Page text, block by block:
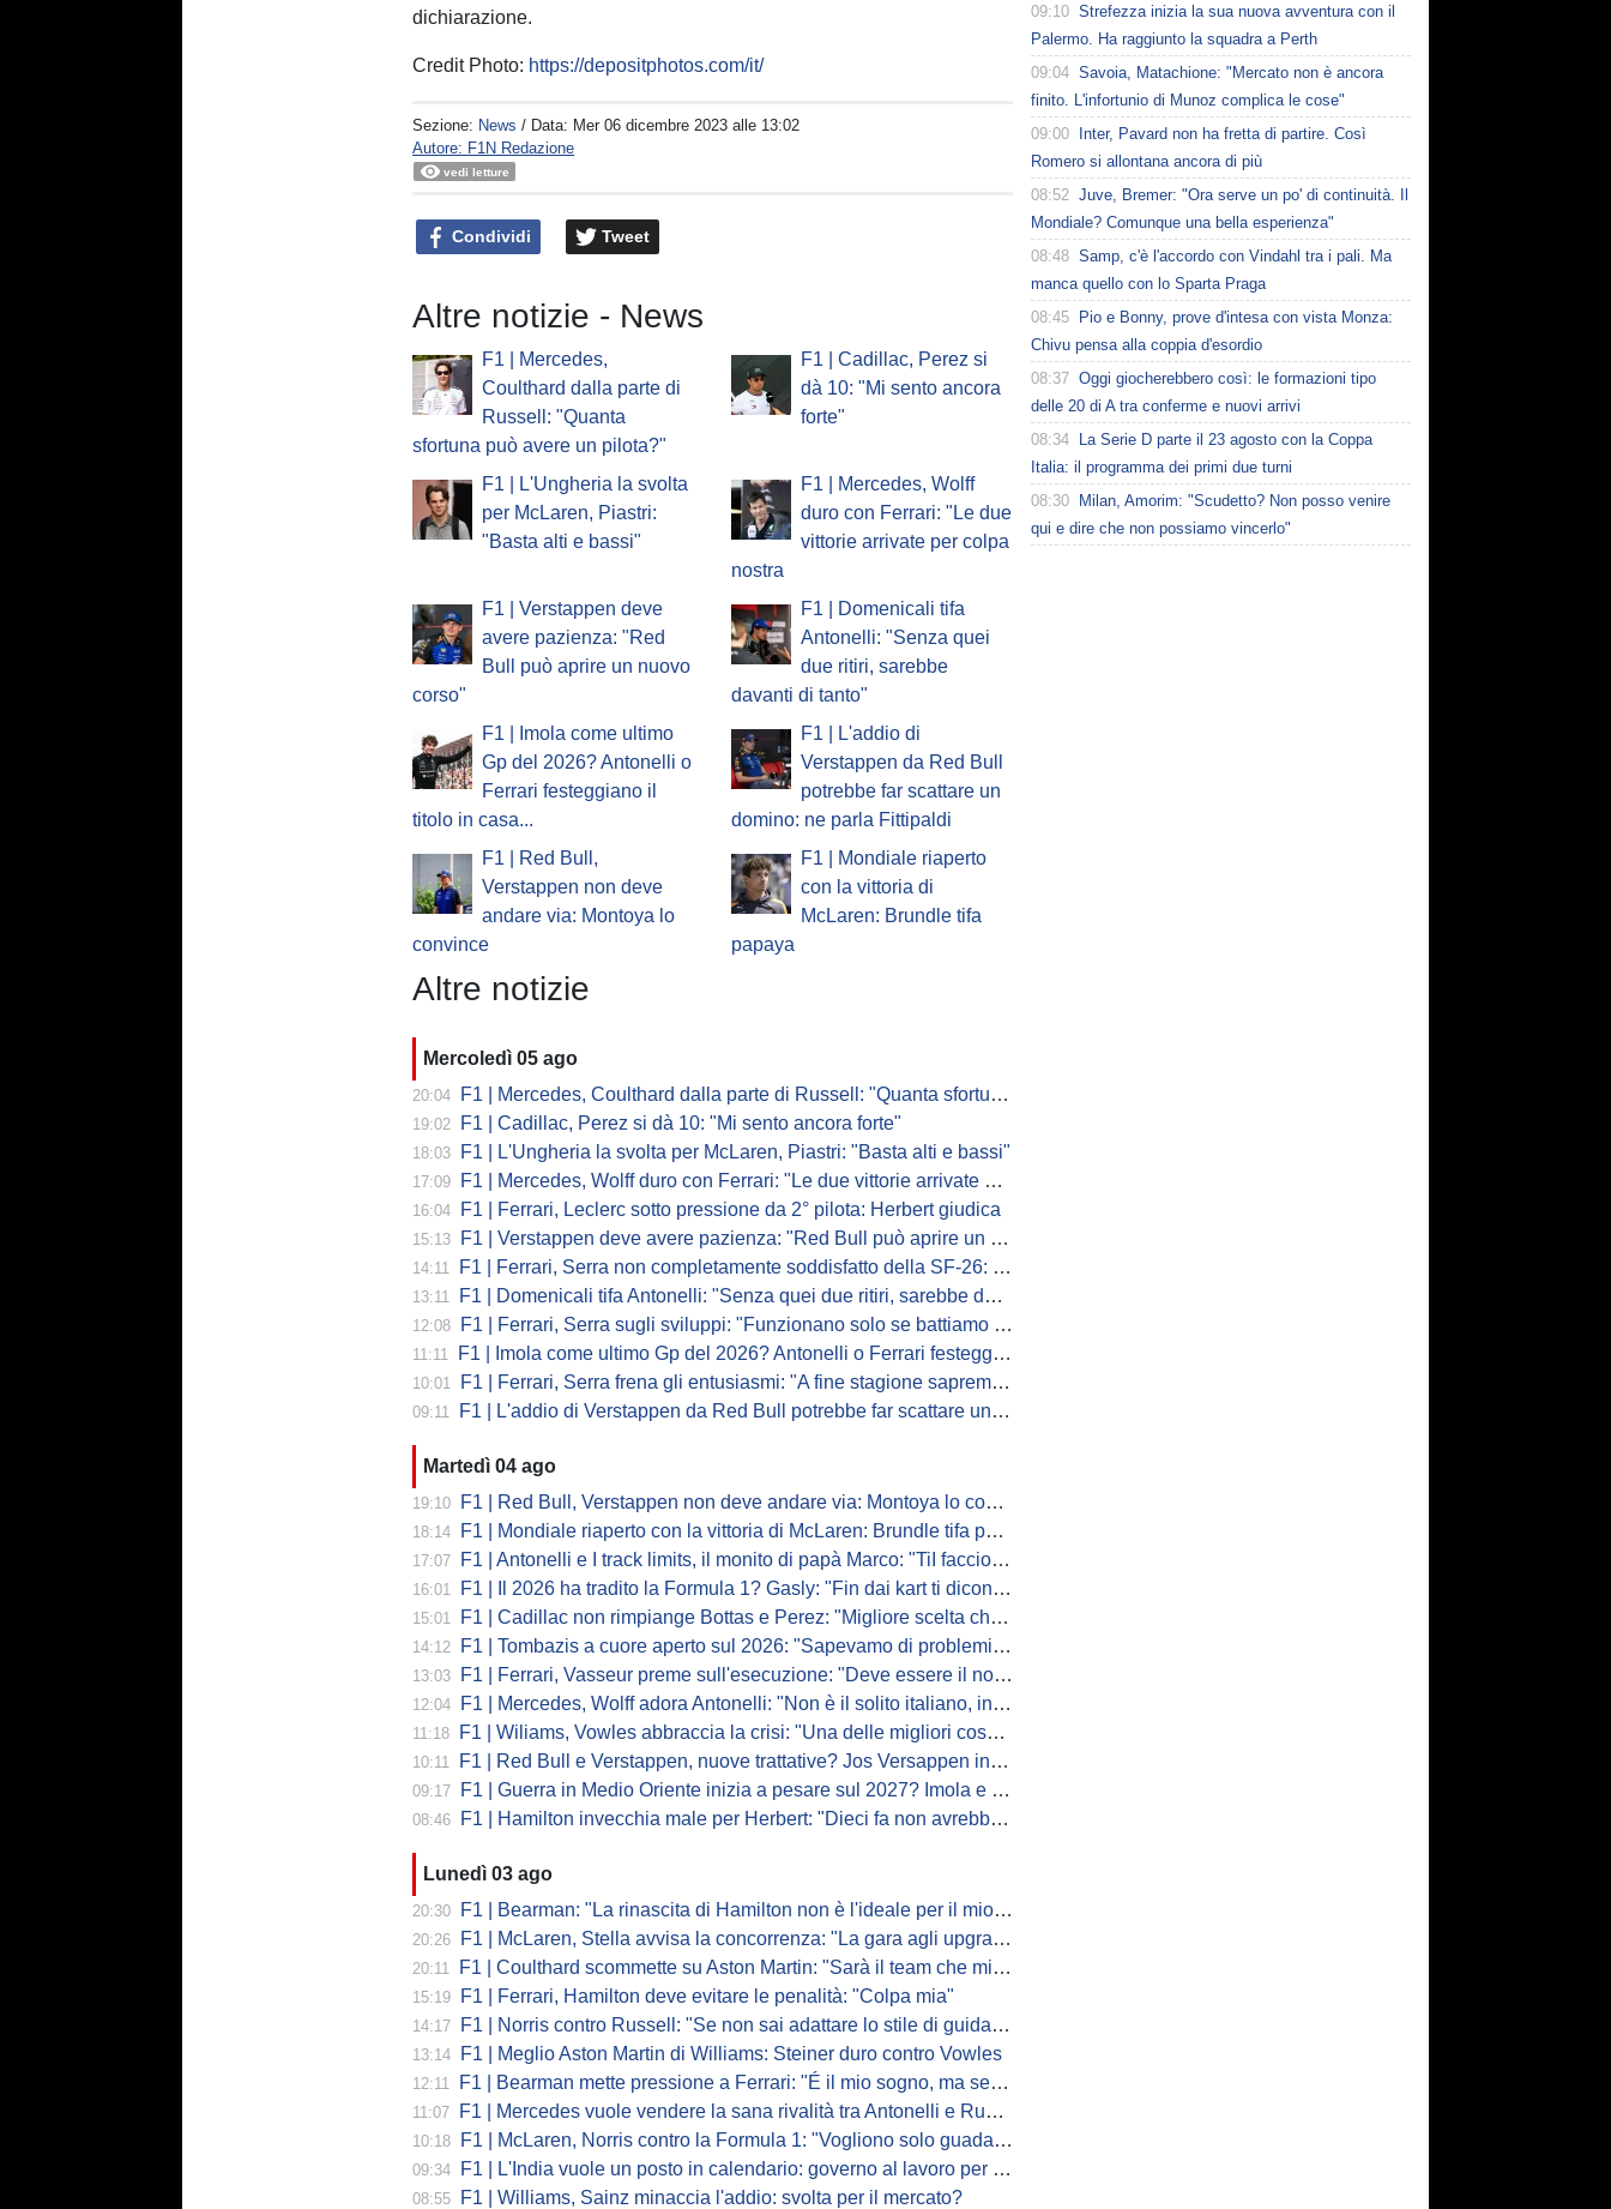
dichiarazione.
Credit Photo: https://depositphotos.com/it/
Sezione: News / Data: Mer 06 dicembre 2023 alle 13:02
Autore: F1N Redazione
vedi letture
Condividi Tweet
Altre notizie - News
F1 | Mercedes,
Coulthard dalla parte di
Russell: "Quanta
sfortuna può avere un pilota?"
F1 | Cadillac, Perez si
dà 10: "Mi sento ancora
forte"
F1 | L'Ungheria la svolta
per McLaren, Piastri:
"Basta alti e bassi"
F1 | Mercedes, Wolff
duro con Ferrari: "Le due
vittorie arrivate per colpa
nostra
F1 | Verstappen deve
avere pazienza: "Red
Bull può aprire un nuovo
corso"
F1 | Domenicali tifa
Antonelli: "Senza quei
due ritiri, sarebbe
davanti di tanto"
F1 | Imola come ultimo
Gp del 2026? Antonelli o
Ferrari festeggiano il
titolo in casa...
F1 | L'addio di
Verstappen da Red Bull
potrebbe far scattare un
domino: ne parla Fittipaldi
F1 | Red Bull,
Verstappen non deve
andare via: Montoya lo
convince
F1 | Mondiale riaperto
con la vittoria di
McLaren: Brundle tifa
papaya
Altre notizie
Mercoledì 05 ago
20:04 F1 | Mercedes, Coulthard dalla parte di Russell: "Quanta sfortuna può avere un pilota?"
19:02 F1 | Cadillac, Perez si dà 10: "Mi sento ancora forte"
18:03 F1 | L'Ungheria la svolta per McLaren, Piastri: "Basta alti e bassi"
17:09 F1 | Mercedes, Wolff duro con Ferrari: "Le due vittorie arrivate per colpa nostra
16:04 F1 | Ferrari, Leclerc sotto pressione da 2° pilota: Herbert giudica
15:13 F1 | Verstappen deve avere pazienza: "Red Bull può aprire un nuovo corso"
14:11 F1 | Ferrari, Serra non completamente soddisfatto della SF-26: "Non è solo la mia macchina"
13:11 F1 | Domenicali tifa Antonelli: "Senza quei due ritiri, sarebbe davanti di tanto"
12:08 F1 | Ferrari, Serra sugli sviluppi: "Funzionano solo se battiamo gli altri"
11:11 F1 | Imola come ultimo Gp del 2026? Antonelli o Ferrari festeggiano il titolo in casa...
10:01 F1 | Ferrari, Serra frena gli entusiasmi: "A fine stagione sapremo se SF-26 è forte"
09:11 F1 | L'addio di Verstappen da Red Bull potrebbe far scattare un domino: ne parla Fittipaldi
Martedì 04 ago
19:10 F1 | Red Bull, Verstappen non deve andare via: Montoya lo convince
18:14 F1 | Mondiale riaperto con la vittoria di McLaren: Brundle tifa papaya
17:07 F1 | Antonelli e I track limits, il monito di papà Marco: "TiI faccio fare la fine della gallina"
16:01 F1 | Il 2026 ha tradito la Formula 1? Gasly: "Fin dai kart ti dicono di non alzare il piede dal gas"
15:01 F1 | Cadillac non rimpiange Bottas e Perez: "Migliore scelta che potessimo fare"
14:12 F1 | Tombazis a cuore aperto sul 2026: "Sapevamo di problemi, ma serviva un accordo"
13:03 F1 | Ferrari, Vasseur preme sull'esecuzione: "Deve essere il nostro punto di forza"
12:04 F1 | Mercedes, Wolff adora Antonelli: "Non è il solito italiano, in bolla quando guida"
11:18 F1 | Wiliams, Vowles abbraccia la crisi: "Una delle migliori cose che potevano capitare"
10:11 F1 | Red Bull e Verstappen, nuove trattative? Jos Versappen insorge contro i giornalisti
09:17 F1 | Guerra in Medio Oriente inizia a pesare sul 2027? Imola e Barcellona osservano
08:46 F1 | Hamilton invecchia male per Herbert: "Dieci fa non avrebbe preso queste penalità"
Lunedì 03 ago
20:30 F1 | Bearman: "La rinascita di Hamilton non è l'ideale per il mio futuro in Ferrari"
20:26 F1 | McLaren, Stella avvisa la concorrenza: "La gara agli upgrade è appena iniziata"
20:11 F1 | Coulthard scommette su Aston Martin: "Sarà il team che migliorerà di più"
15:19 F1 | Ferrari, Hamilton deve evitare le penalità: "Colpa mia"
14:17 F1 | Norris contro Russell: "Se non sai adattare lo stile di guida, perdi"
13:14 F1 | Meglio Aston Martin di Williams: Steiner duro contro Vowles
12:11 F1 | Bearman mette pressione a Ferrari: "É il mio sogno, ma se il sedile non sarà libero..."
11:07 F1 | Mercedes vuole vendere la sana rivalità tra Antonelli e Russell: parla Lord
10:18 F1 | McLaren, Norris contro la Formula 1: "Vogliono solo guadagnare"
09:34 F1 | L'India vuole un posto in calendario: governo al lavoro per il 2028
08:55 F1 | Williams, Sainz minaccia l'addio: svolta per il mercato?
09:10 Strefezza inizia la sua nuova avventura con il
Palermo. Ha raggiunto la squadra a Perth
09:04 Savoia, Matachione: "Mercato non è ancora
finito. L'infortunio di Munoz complica le cose"
09:00
Inter, Pavard non ha fretta di partire. Così
Romero si allontana ancora di più
08:52 Juve, Bremer: "Ora serve un po' di continuità. Il
Mondiale? Comunque una bella esperienza"
08:48 Samp, c'è l'accordo con Vindahl tra i pali. Ma
manca quello con lo Sparta Praga
08:45
Pio e Bonny, prove d'intesa con vista Monza:
Chivu pensa alla coppia d'esordio
08:37 Oggi giocherebbero così: le formazioni tipo
delle 20 di A tra conferme e nuovi arrivi
08:34
La Serie D parte il 23 agosto con la Coppa
Italia: il programma dei primi due turni
08:30
Milan, Amorim: "Scudetto? Non posso venire
qui e dire che non possiamo vincerlo"